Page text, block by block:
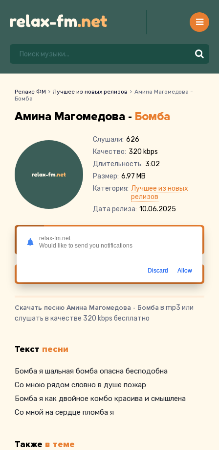
Релакс ФМ Лучшее из новых релизов
Амина Магомедова -
Бомба
Амина Магомедова - Бомба
Слушали: 626
Качество: 320 kbps
Длительность: 3:02
Размер: 6.97 MB
Категория: Лучшее из новых
релизов
Дата релиза: 10.06.2025
Слушать онлайн Амина Магомедова -
Бомба
Скачать песню Амина Магомедова - Бомба в mp3 или
слушать в качестве 320 kbps бесплатно
Текст песни
Бомба я шальная бомба опасна бесподобна
Со мною рядом словно в душе пожар
Бомба я как двойное комбо красива и смышлена
Со мной на сердце пломба я
Также в теме
relax-fm.net
Would like to send you notifications
Discard Allow